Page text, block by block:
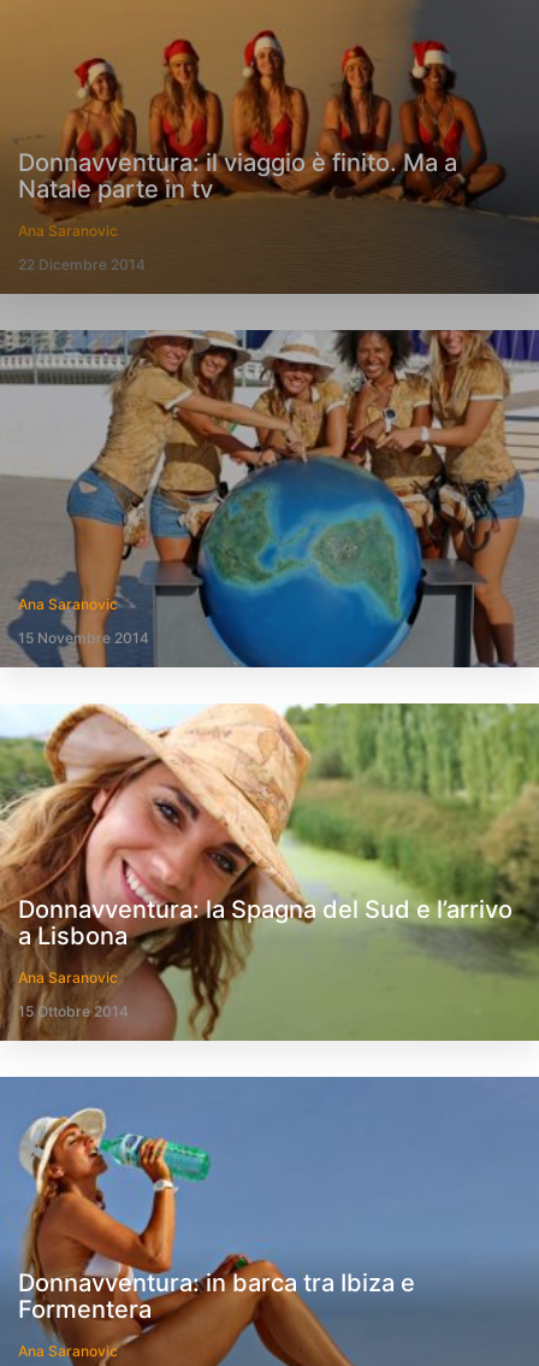
Donnavventura: il viaggio è finito. Ma a
Natale parte in tv
Ana Saranovic
22 Dicembre 2014
Ana Saranovic
15 Novembre 2014
Donnavventura: la Spagna del Sud e l’arrivo
a Lisbona
Ana Saranovic
15 Ottobre 2014
Donnavventura: in barca tra Ibiza e
Formentera
Ana Saranovic